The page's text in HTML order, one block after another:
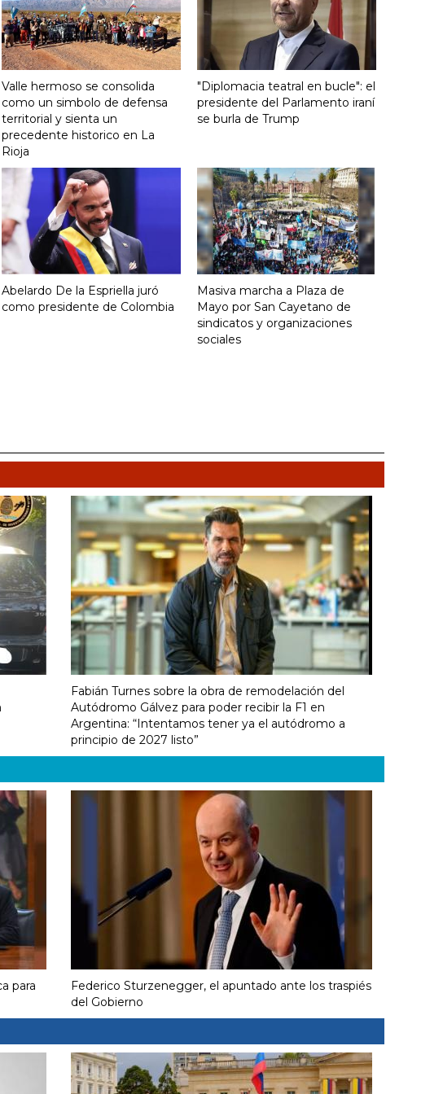
Valle hermoso se consolida
como un simbolo de defensa
territorial y sienta un
precedente historico en La
Rioja
"Diplomacia teatral en bucle": el
presidente del Parlamento iraní
se burla de Trump
Abelardo De la Espriella juró
como presidente de Colombia
Masiva marcha a Plaza de
Mayo por San Cayetano de
sindicatos y organizaciones
sociales
Fabián Turnes sobre la obra de remodelación del
Autódromo Gálvez para poder recibir la F1 en
Argentina: “Intentamos tener ya el autódromo a
principio de 2027 listo”
para
Federico Sturzenegger, el apuntado ante los traspiés
del Gobierno